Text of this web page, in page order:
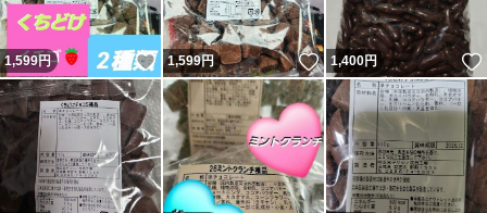
1,599円 いいね！
1,599円 いいね！
1,400円